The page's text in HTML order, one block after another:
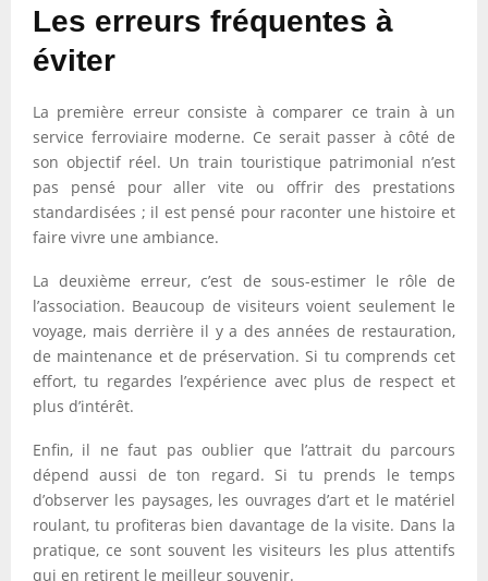
Les erreurs fréquentes à
éviter
La première erreur consiste à comparer ce train à un
service ferroviaire moderne. Ce serait passer à côté de
son objectif réel. Un train touristique patrimonial n’est
pas pensé pour aller vite ou offrir des prestations
standardisées ; il est pensé pour raconter une histoire et
faire vivre une ambiance.
La deuxième erreur, c’est de sous-estimer le rôle de
l’association. Beaucoup de visiteurs voient seulement le
voyage, mais derrière il y a des années de restauration,
de maintenance et de préservation. Si tu comprends cet
effort, tu regardes l’expérience avec plus de respect et
plus d’intérêt.
Enfin, il ne faut pas oublier que l’attrait du parcours
dépend aussi de ton regard. Si tu prends le temps
d’observer les paysages, les ouvrages d’art et le matériel
roulant, tu profiteras bien davantage de la visite. Dans la
pratique, ce sont souvent les visiteurs les plus attentifs
qui en retirent le meilleur souvenir.